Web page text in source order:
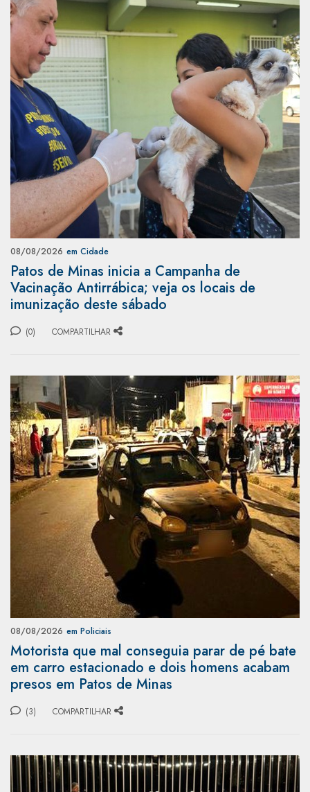
08/08/2026 em Cidade
Patos de Minas inicia a Campanha de
Vacinação Antirrábica; veja os locais de
imunização deste sábado
(0) COMPARTILHAR
08/08/2026 em Policiais
Motorista que mal conseguia parar de pé bate
em carro estacionado e dois homens acabam
presos em Patos de Minas
(3) COMPARTILHAR